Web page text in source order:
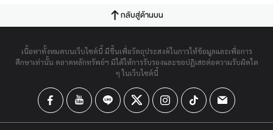
กลับสู่ด้านบน
เนื้อหาทั้งหมดบนเว็บไซต์นี้ มีขึ้นเพื่อวัตถุประสงค์ในการให้ข้อมูลและเพื่อการ
ศึกษาเท่านั้น ตลาดหลักทรัพย์ฯ มิได้ให้การรับรองและขอปฏิเสธต่อความรับผิดใด
ๆ ในเว็บไซต์นี้